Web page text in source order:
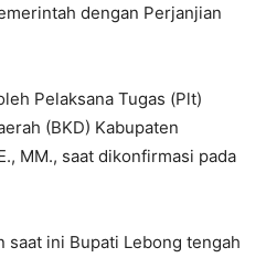
dengan Perjanjian
Pelaksana Tugas (Plt)
(BKD) Kabupaten
MM., saat dikonfirmasi pada
saat ini Bupati Lebong tengah